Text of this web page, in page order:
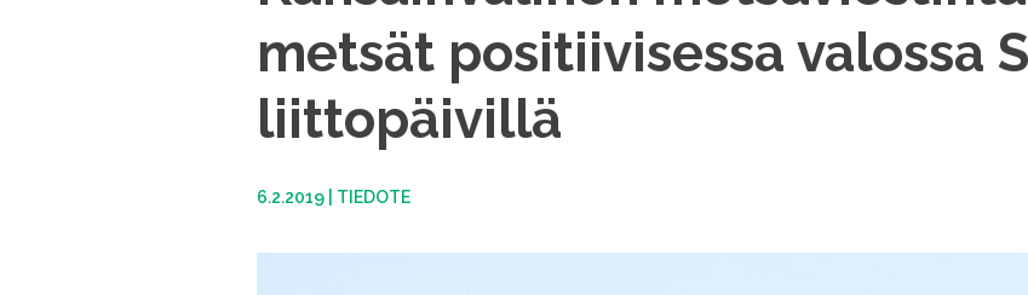
metsät positiivisessa valossa
liittopäivillä
6.2.2019 TIEDOTE